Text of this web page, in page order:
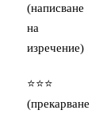
(написване
на
изречение)
⭐⭐⭐
(прекарване